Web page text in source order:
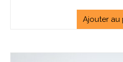
Ajouter au